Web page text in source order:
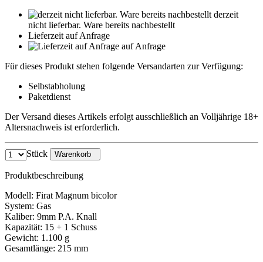
derzeit
nicht lieferbar. Ware bereits nachbestellt
Lieferzeit auf Anfrage
auf Anfrage
Für dieses Produkt stehen folgende Versandarten zur Verfügung:
Selbstabholung
Paketdienst
Der Versand dieses Artikels erfolgt ausschließlich an Volljährige 18+
Altersnachweis ist erforderlich.
Stück Warenkorb
Produktbeschreibung
Modell: Firat Magnum bicolor
System: Gas
Kaliber: 9mm P.A. Knall
Kapazität: 15 + 1 Schuss
Gewicht: 1.100 g
Gesamtlänge: 215 mm